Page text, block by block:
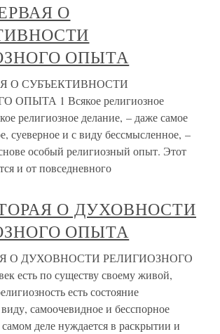
О
ОПЫТА
О СУБЪЕКТИВНОСТИ
ОПЫТА 1 Всякое религиозное
религиозное делание, – даже самое
суеверное и с виду бессмысленное, –
особый религиозный опыт. Этот
и от повседневного
О ДУХОВНОСТИ
ОПЫТА
О ДУХОВНОСТИ РЕЛИГИОЗНОГО
есть по существу своему живой,
есть состояние
самоочевидное и бесспорное
деле нуждается в раскрытии и